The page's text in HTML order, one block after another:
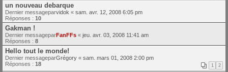
un nouveau debarque
Dernier messageparvidok « sam. avr. 12, 2008 6:05 pm
Réponses : 10
Gakman !
Dernier messageparFanFFs « jeu. avr. 03, 2008 11:41 am
Réponses : 8
Hello tout le monde!
Dernier messageparGrégory « sam. mars 01, 2008 2:00 pm
Réponses : 18 1 2